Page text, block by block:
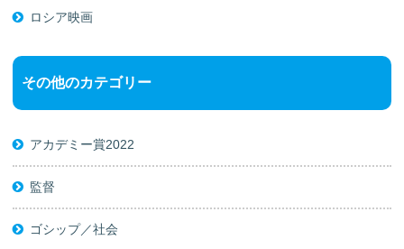
ロシア映画
その他のカテゴリー
アカデミー賞2022
監督
ゴシップ／社会